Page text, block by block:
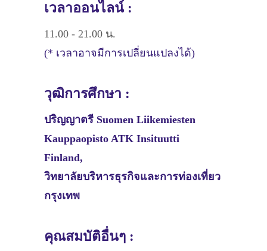
เวลาออนไลน์ :
11.00 - 21.00 น.
(* เวลาอาจมีการเปลี่ยนแปลงได้)
วุฒิการศึกษา :
ปริญญาตรี Suomen Liikemiesten
Kauppaopisto ATK Insituutti
Finland,
วิทยาลัยบริหารธุรกิจและการท่องเที่ยว
กรุงเทพ
คุณสมบัติอื่นๆ :